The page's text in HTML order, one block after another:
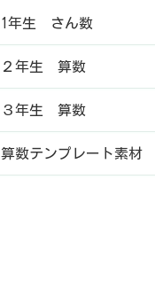
1年生 さん数
２年生 算数
３年生 算数
算数テンプレート素材